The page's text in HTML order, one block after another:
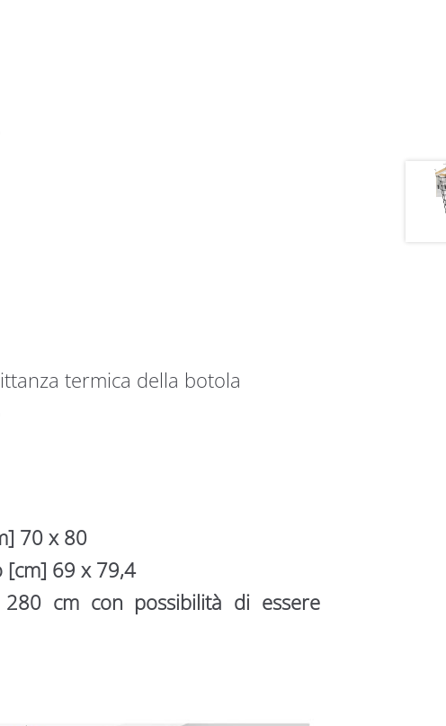
termica della botola
70 x 80
[cm] 69 x 79,4
cm con possibilità di essere